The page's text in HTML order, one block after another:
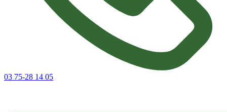
03 75-28 14 05